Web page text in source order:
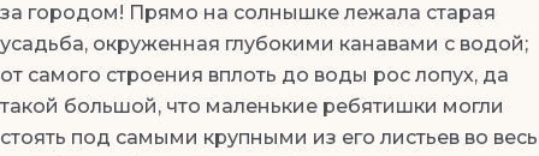
за городом! Прямо на солнышке лежала старая
усадьба, окруженная глубокими канавами с водой;
от самого строения вплоть до воды рос лопух, да
такой большой, что маленькие ребятишки могли
стоять под самыми крупными из его листьев во весь